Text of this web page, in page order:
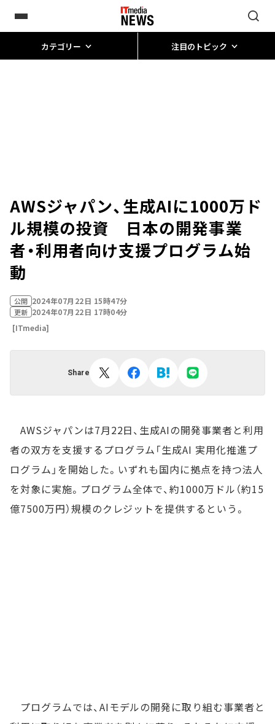
カテゴリー 注目のトピック
AWSジャパン、生成AIに1000万ド
ル規模の投資 日本の開発事業
者・利用者向け支援プログラム始
動
公開 2024年07月22日 15時47分
更新 2024年07月22日 17時04分
[ITmedia]
Share
AWSジャパンは7月22日、生成AIの開発事業者と利用
者の双方を支援するプログラム「生成AI 実用化推進プ
ログラム」を開始した。いずれも国内に拠点を持つ法人
を対象に実施。プログラム全体で、約1000万ドル（約15
億7500万円）規模のクレジットを提供するという。
プログラムでは、AIモデルの開発に取り組む事業者と